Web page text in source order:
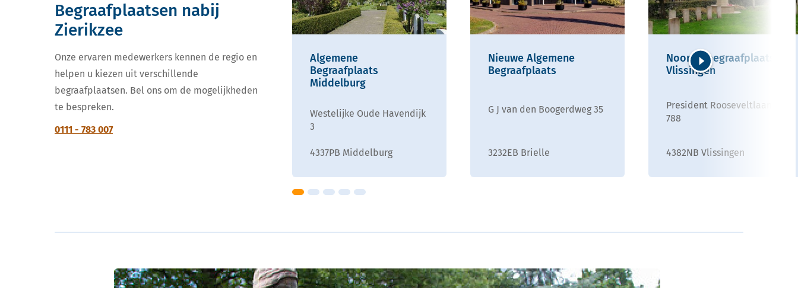
Begraafplaatsen nabij
Zierikzee
Onze ervaren medewerkers kennen de regio en
helpen u kiezen uit verschillende
begraafplaatsen. Bel ons om de mogelijkheden
te bespreken.
0111 - 783 007
Algemene
Begraafplaats
Middelburg
Westelijke Oude Havendijk
3
4337PB Middelburg
Nieuwe Algemene
Begraafplaats
G J van den Boogerdweg 35
3232EB Brielle
Noorderbegraafplaats
Vlissingen
President Rooseveltlaan
788
4382NB Vlissingen
Volgende